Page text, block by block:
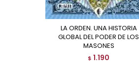
LA ORDEN. UNA HISTORIA
GLOBAL DEL PODER DE LOS
MASONES
$ 1.190